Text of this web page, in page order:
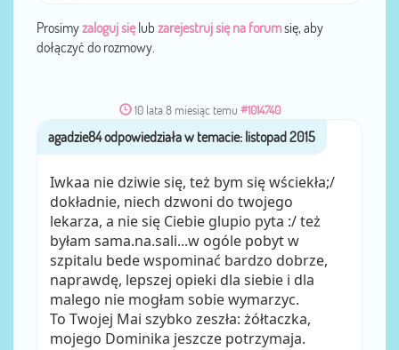
Prosimyzaloguj sięlub zarejestruj się na forumsię, aby
dołączyć do rozmowy.
10 lata 8 miesiąc temu #1014740
przezagadzie84
Iwkaa nie dziwie się, też bym się wściekła;/
dokładnie, niech dzwoni do twojego
lekarza, a nie się Ciebie glupio pyta :/ też
byłam sama.na.sali...w ogóle pobyt w
szpitalu bede wspominać bardzo dobrze,
naprawdę, lepszej opieki dla siebie i dla
malego nie mogłam sobie wymarzyc.
To Twojej Mai szybko zeszła: żółtaczka,
mojego Dominika jeszcze potrzymaja.